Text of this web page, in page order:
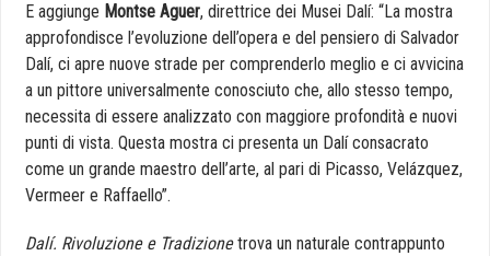
E aggiunge Montse Aguer, direttrice dei Musei Dalí: “La mostra
approfondisce l’evoluzione dell’opera e del pensiero di Salvador
Dalí, ci apre nuove strade per comprenderlo meglio e ci avvicina
a un pittore universalmente conosciuto che, allo stesso tempo,
necessita di essere analizzato con maggiore profondità e nuovi
punti di vista. Questa mostra ci presenta un Dalí consacrato
come un grande maestro dell’arte, al pari di Picasso, Velázquez,
Vermeer e Raffaello”.
Dalí. Rivoluzione e Tradizionetrova un naturale contrappunto